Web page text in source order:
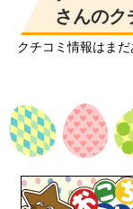
さんのク
クチコミ情報はまだ